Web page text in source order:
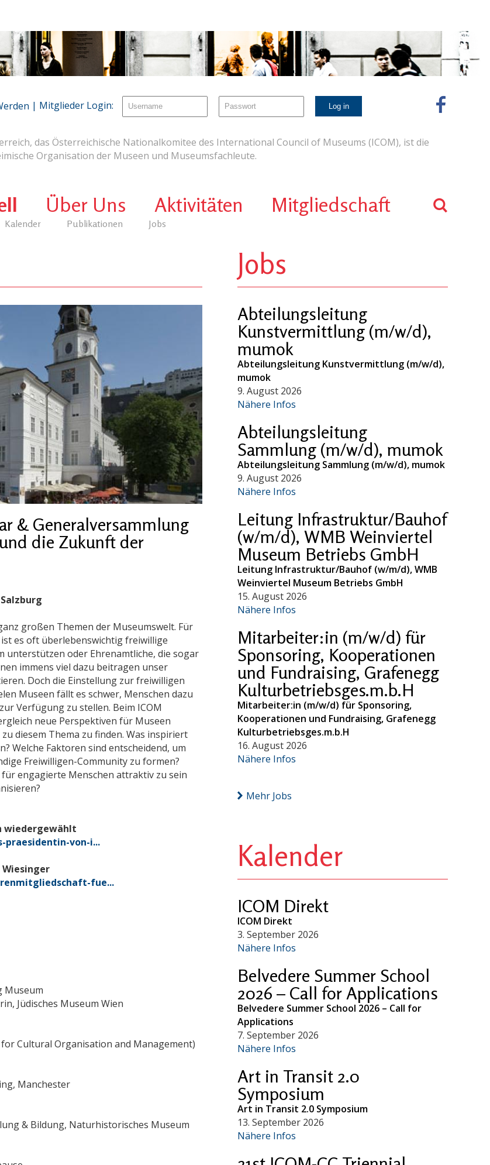
das Österreichische Nationalkomitee des International Council of Museums (ICOM), ist die
Organisation der Museen und Museumsfachleute.
Kalender Publikationen Jobs
Über Uns Aktivitäten Mitgliedschaft
| Mitglieder Login:
& Generalversammlung
die Zukunft der
großen Themen der Museumswelt. Für
es oft überlebenswichtig freiwillige
unterstützen oder Ehrenamtliche, die sogar
immens viel dazu beitragen unser
Doch die Einstellung zur freiwilligen
Museen fällt es schwer, Menschen dazu
Verfügung zu stellen. Beim ICOM
neue Perspektiven für Museen
diesem Thema zu finden. Was inspiriert
Welche Faktoren sind entscheidend, um
Freiwilligen-Community zu formen?
engagierte Menschen attraktiv zu sein
wiedergewählt
von-i...
fue...
Museum
Jüdisches Museum Wien
Cultural Organisation and Management)
Manchester
& Bildung, Naturhistorisches Museum
Jobs
Abteilungsleitung
Kunstvermittlung (m/w/d),
mumok
Abteilungsleitung Kunstvermittlung (m/w/d),
mumok
9. August 2026
Nähere Infos
Abteilungsleitung
Sammlung (m/w/d), mumok
Abteilungsleitung Sammlung (m/w/d), mumok
9. August 2026
Nähere Infos
Leitung Infrastruktur/Bauhof
(w/m/d), WMB Weinviertel
Museum Betriebs GmbH
Leitung Infrastruktur/Bauhof (w/m/d), WMB
Weinviertel Museum Betriebs GmbH
15. August 2026
Nähere Infos
Mitarbeiter:in (m/w/d) für
Sponsoring, Kooperationen
und Fundraising, Grafenegg
Kulturbetriebsges.m.b.H
Mitarbeiter:in (m/w/d) für Sponsoring,
Kooperationen und Fundraising, Grafenegg
Kulturbetriebsges.m.b.H
16. August 2026
Nähere Infos
Mehr Jobs
Kalender
ICOM Direkt
ICOM Direkt
3. September 2026
Nähere Infos
Belvedere Summer School
2026 – Call for Applications
Belvedere Summer School 2026 – Call for
Applications
7. September 2026
Nähere Infos
Art in Transit 2.0
Symposium
Art in Transit 2.0 Symposium
13. September 2026
Nähere Infos